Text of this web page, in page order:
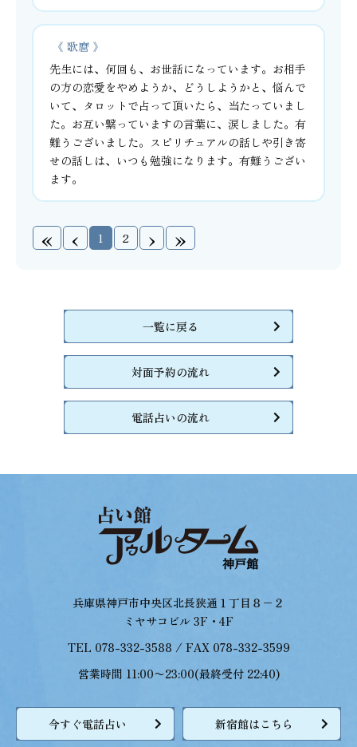
《 歌麿 》
先生には、何回も、お世話になっています。お相手
の方の恋愛をやめようか、どうしようかと、悩んで
いて、タロットで占って頂いたら、当たっていまし
た。お互い繋っていますの言葉に、涙しました。有
難うございました。スピリチュアルの話しや引き寄
せの話しは、いつも勉強になります。有難うござい
ます。
« ‹ 1 2 › »
一覧に戻る
対面予約の流れ
電話占いの流れ
兵庫県神戸市中央区北長狭通１丁目８−２
ミヤサコビル 3F・4F
TEL 078-332-3588 / FAX 078-332-3599
営業時間 11:00〜23:00(最終受付 22:40)
今すぐ電話占い 新宿館はこちら